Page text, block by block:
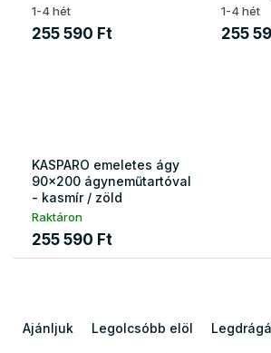
1-4 hét
255 590 Ft
1-4 hét
255
KASPARO emeletes ágy
90x200 ágyneműtartóval
- kasmír / zöld
Raktáron
255 590 Ft
eAjánljuk Legolcsóbb elöl